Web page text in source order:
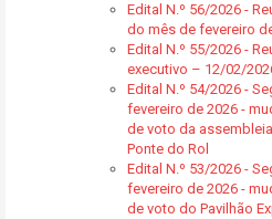
Edital N.º 56/2026 -
do mês de fevereiro
Edital N.º 55/2026 -
executivo – 12/02/
Edital N.º 54/2026 -
fevereiro de 2026 -
de voto da
Ponte do Rol
Edital N.º 53/2026 -
fevereiro de 2026 -
de voto do Pavilhão